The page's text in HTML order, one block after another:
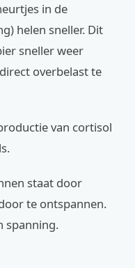
in de
helen sneller. Dit
sneller weer
overbelast te
van cortisol
staat door
te ontspannen.
spanning.